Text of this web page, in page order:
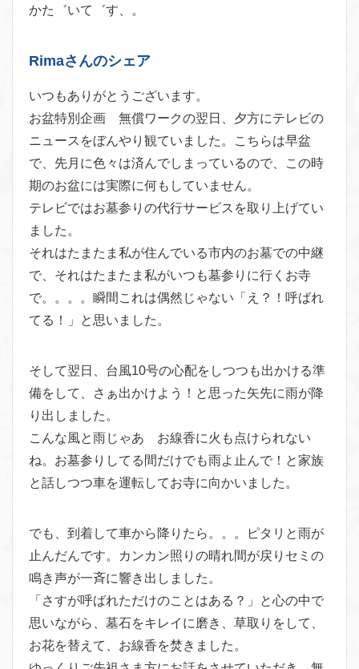
かた゛いて゛す、。
Rimaさんのシェア
いつもありがとうございます。
お盆特別企画 無償ワークの翌日、夕方にテレビの
ニュースをぼんやり観ていました。こちらは早盆
で、先月に色々は済んでしまっているので、この時
期のお盆には実際に何もしていません。
テレビではお墓参りの代行サービスを取り上げてい
ました。
それはたまたま私が住んでいる市内のお墓での中継
で、それはたまたま私がいつも墓参りに行くお寺
で。。。。瞬間これは偶然じゃない「え？！呼ばれ
てる！」と思いました。
そして翌日、台風10号の心配をしつつも出かける準
備をして、さぁ出かけよう！と思った矢先に雨が降
り出しました。
こんな風と雨じゃあ お線香に火も点けられない
ね。お墓参りしてる間だけでも雨よ止んで！と家族
と話しつつ車を運転してお寺に向かいました。
でも、到着して車から降りたら。。。ピタリと雨が
止んだんです。カンカン照りの晴れ間が戻りセミの
鳴き声が一斉に響き出しました。
「さすが呼ばれただけのことはある？」と心の中で
思いながら、墓石をキレイに磨き、草取りをして、
お花を替えて、お線香を焚きました。